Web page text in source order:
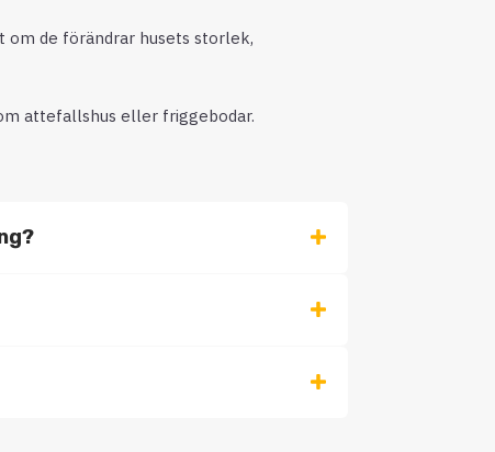
om de förändrar husets storlek,
attefallshus eller friggebodar.